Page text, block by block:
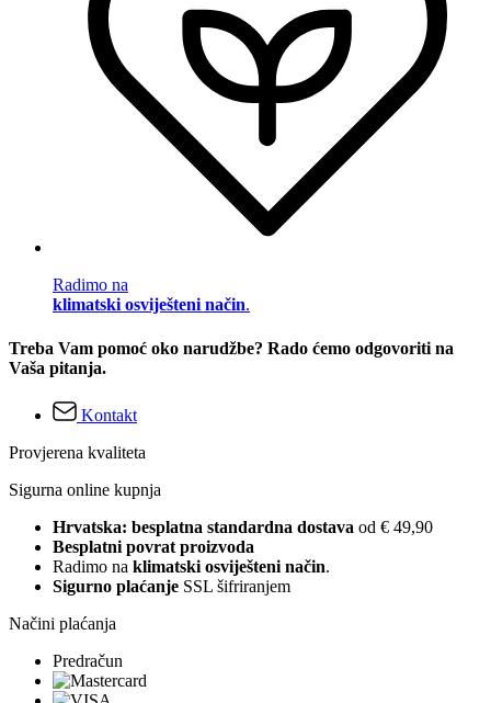
Radimo na
klimatski osviješteni način.
Treba Vam pomoć oko narudžbe? Rado ćemo odgovoriti na
Vaša pitanja.
Kontakt
Provjerena kvaliteta
Sigurna online kupnja
Hrvatska: besplatna standardna dostava od € 49,90
Besplatni povrat proizvoda
Radimo na klimatski osviješteni način.
Sigurno plaćanje SSL šifriranjem
Načini plaćanja
Predračun